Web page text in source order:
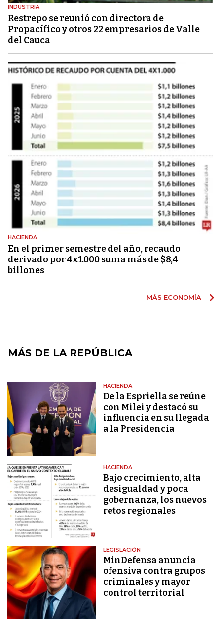
INDUSTRIA
Restrepo se reunió con directora de
Propacífico y otros 22 empresarios de Valle
del Cauca
HACIENDA
En el primer semestre del año, recaudo
derivado por 4x1.000 suma más de $8,4
billones
MÁS ECONOMÍA
MÁS DE LA REPÚBLICA
HACIENDA
De la Espriella se reúne
con Milei y destacó su
influencia en su llegada
a la Presidencia
HACIENDA
Bajo crecimiento, alta
desigualdad y poca
gobernanza, los nuevos
retos regionales
LEGISLACIÓN
MinDefensa anuncia
ofensiva contra grupos
criminales y mayor
control territorial